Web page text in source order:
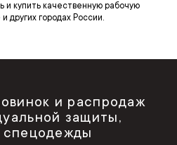
и купить качественную рабочую
других городах России.
и распродаж
защиты,
спецодежды